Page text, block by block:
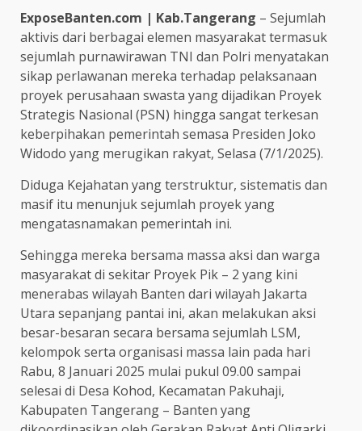
ExposeBanten.com | Kab.Tangerang – Sejumlah
aktivis dari berbagai elemen masyarakat termasuk
sejumlah purnawirawan TNI dan Polri menyatakan
sikap perlawanan mereka terhadap pelaksanaan
proyek perusahaan swasta yang dijadikan Proyek
Strategis Nasional (PSN) hingga sangat terkesan
keberpihakan pemerintah semasa Presiden Joko
Widodo yang merugikan rakyat, Selasa (7/1/2025).
Diduga Kejahatan yang terstruktur, sistematis dan
masif itu menunjuk sejumlah proyek yang
mengatasnamakan pemerintah ini.
Sehingga mereka bersama massa aksi dan warga
masyarakat di sekitar Proyek Pik – 2 yang kini
menerabas wilayah Banten dari wilayah Jakarta
Utara sepanjang pantai ini, akan melakukan aksi
besar-besaran secara bersama sejumlah LSM,
kelompok serta organisasi massa lain pada hari
Rabu, 8 Januari 2025 mulai pukul 09.00 sampai
selesai di Desa Kohod, Kecamatan Pakuhaji,
Kabupaten Tangerang – Banten yang